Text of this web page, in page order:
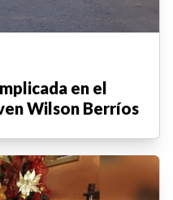
en el
Wilson Berríos